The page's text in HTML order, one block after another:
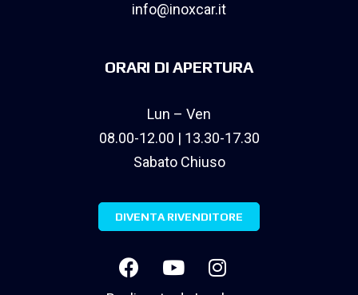
info@inoxcar.it
ORARI DI APERTURA
Lun – Ven
08.00-12.00 | 13.30-17.30
Sabato Chiuso
DIVENTA RIVENDITORE